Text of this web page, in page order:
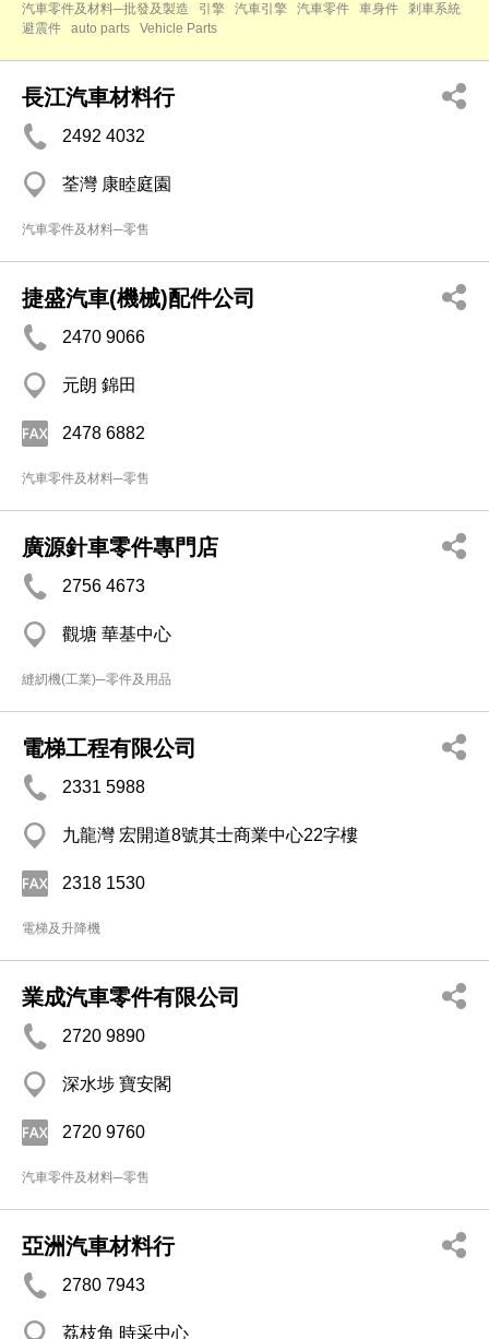
汽車零件及材料─批發及製造 引擎 汽車引擎 汽車零件 車身件
剎車系統
避震件
auto parts Vehicle Parts
長江汽車材料行
2492 4032
荃灣 康睦庭園
汽車零件及材料─零售
捷盛汽車(機械)配件公司
2470 9066
元朗 錦田
2478 6882
汽車零件及材料─零售
廣源針車零件專門店
2756 4673
觀塘 華基中心
縫紉機(工業)─零件及用品
電梯工程有限公司
2331 5988
九龍灣 宏開道8號其士商業中心22字樓
2318 1530
電梯及升降機
業成汽車零件有限公司
2720 9890
深水埗 寶安閣
2720 9760
汽車零件及材料─零售
亞洲汽車材料行
2780 7943
荔枝角 時采中心